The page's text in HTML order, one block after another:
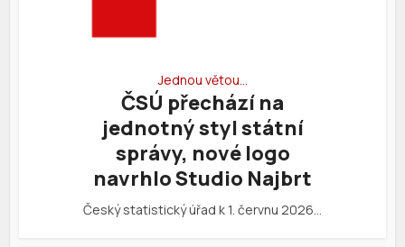
Jednou větou…
ČSÚ přechází na
jednotný styl státní
správy, nové logo
navrhlo Studio Najbrt
Český statistický úřad k 1. červnu 2026…